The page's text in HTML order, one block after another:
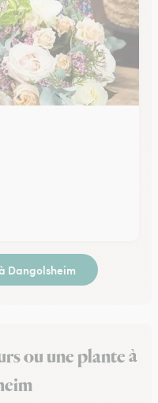
Dangolsheim
ou une plante à